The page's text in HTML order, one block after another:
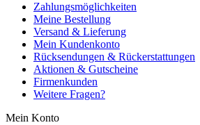
Zahlungsmöglichkeiten
Meine Bestellung
Versand & Lieferung
Mein Kundenkonto
Rücksendungen & Rückerstattungen
Aktionen & Gutscheine
Firmenkunden
Weitere Fragen?
Mein Konto